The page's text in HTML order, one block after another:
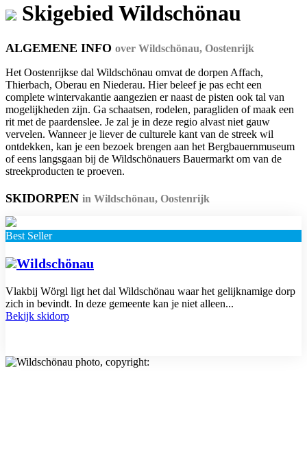
Skigebied Wildschönau
ALGEMENE INFO over Wildschönau, Oostenrijk
Het Oostenrijkse dal Wildschönau omvat de dorpen Affach,
Thierbach, Oberau en Niederau. Hier beleef je pas echt een
complete wintervakantie aangezien er naast de pisten ook tal van
mogelijkheden zijn. Ga schaatsen, rodelen, paragliden of maak een
rit met de paardenslee. Je zal je in deze regio alvast niet gauw
vervelen. Wanneer je liever de culturele kant van de streek wil
ontdekken, kan je een bezoek brengen aan het Bergbauernmuseum
of eens langsgaan bij de Wildschönauers Bauermarkt om van de
streekproducten te proeven.
SKIDORPEN in Wildschönau, Oostenrijk
Best Seller
Wildschönau
Vlakbij Wörgl ligt het dal Wildschönau waar het gelijknamige dorp
zich in bevindt. In deze gemeente kan je niet alleen...
Bekijk skidorp